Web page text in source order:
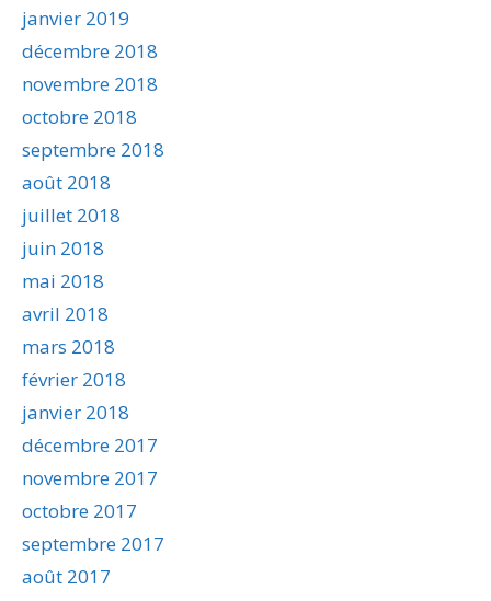
janvier 2019
décembre 2018
novembre 2018
octobre 2018
septembre 2018
août 2018
juillet 2018
juin 2018
mai 2018
avril 2018
mars 2018
février 2018
janvier 2018
décembre 2017
novembre 2017
octobre 2017
septembre 2017
août 2017